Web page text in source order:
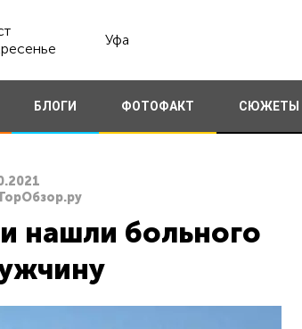
Уфа
БЛОГИ ФОТОФАКТ СЮЖЕТЫ
нашли больного